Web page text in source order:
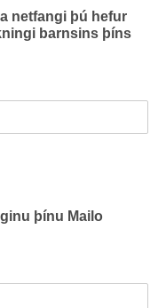
netfangi þú hefur
barnsins þíns
þínu Mailo